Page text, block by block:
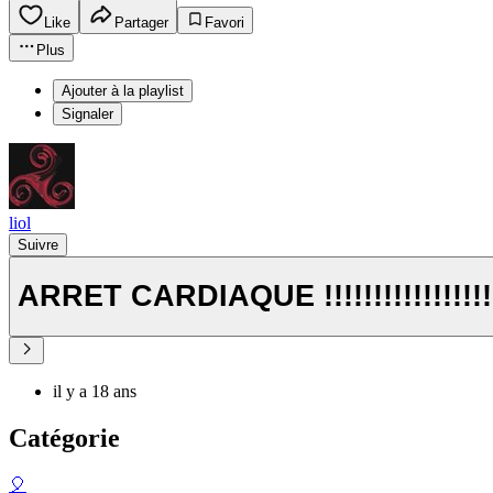
Like Partager
Favori
Plus
Ajouter à la playlist
Signaler
liol
Suivre
ARRET CARDIAQUE
il y a 18 ans
Catégorie
🎈